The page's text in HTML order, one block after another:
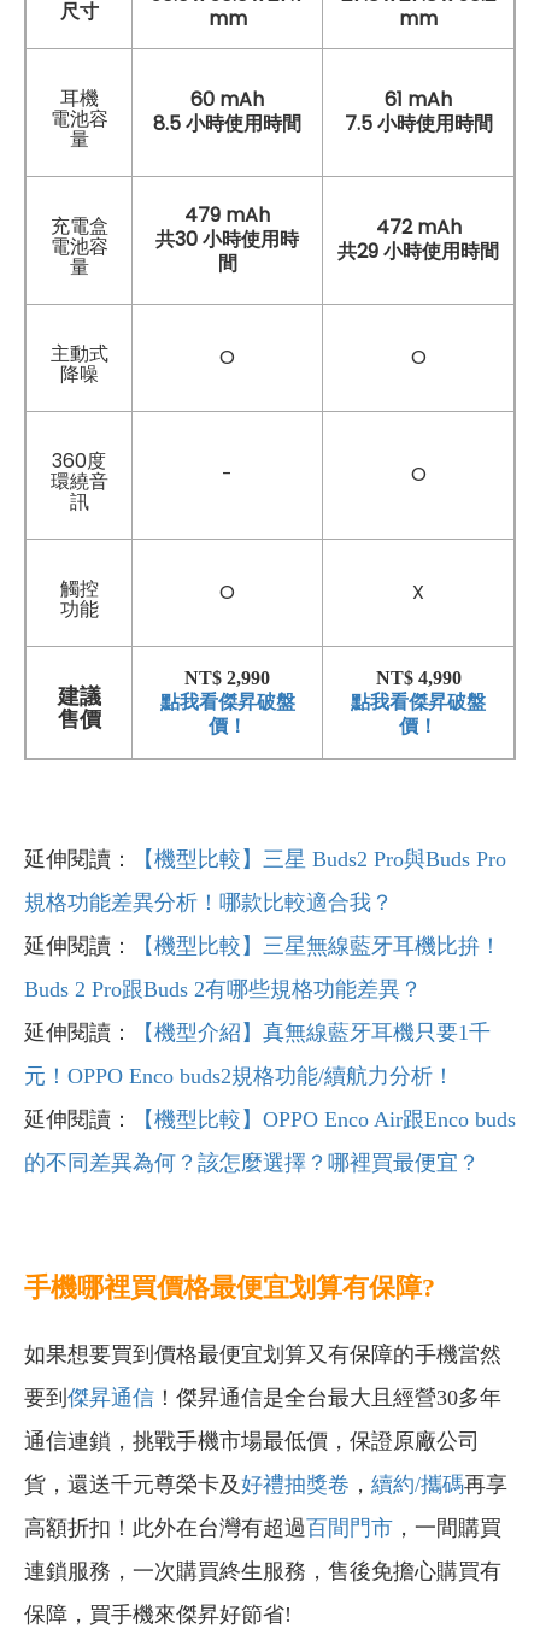
尺寸
mm
mm
耳機
電池容
量
60 mAh
8.5 小時使用時間
61 mAh
7.5 小時使用時間
充電盒
電池容
量
479 mAh
共30 小時使用時
間
472 mAh
共29 小時使用時間
主動式
降噪
O O
360度
環繞音
訊
- O
觸控
功能
O X
建議
售價
NT$ 2,990
點我看傑昇破盤
價！
NT$ 4,990
點我看傑昇破盤
價！
延伸閱讀：
【機型比較】三星 Buds2 Pro與Buds Pro
規格功能差異分析！哪款比較適合我？
延伸閱讀：
【機型比較】三星無線藍牙耳機比拚！
Buds 2 Pro跟Buds 2有哪些規格功能差異？
延伸閱讀：
【機型介紹】真無線藍牙耳機只要1千
元！OPPO Enco buds2規格功能/續航力分析！
延伸閱讀：
【機型比較】OPPO Enco Air跟Enco buds
的不同差異為何？該怎麼選擇？哪裡買最便宜？
手機哪裡買價格最便宜划算有保障?
如果想要買到價格最便宜划算又有保障的手機當然
要到 傑昇通信 ！傑昇通信是全台最大且經營30多年
通信連鎖，挑戰手機市場最低價，保證原廠公司
貨，還送千元尊榮卡及好禮抽獎卷 ， 續約/攜碼再享
高額折扣！此外在台灣有超過百間門市 ，一間購買
連鎖服務，一次購買終生服務，售後免擔心購買有
保障，買手機來傑昇好節省!